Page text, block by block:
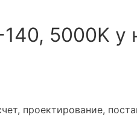
5000K у
проектирование,